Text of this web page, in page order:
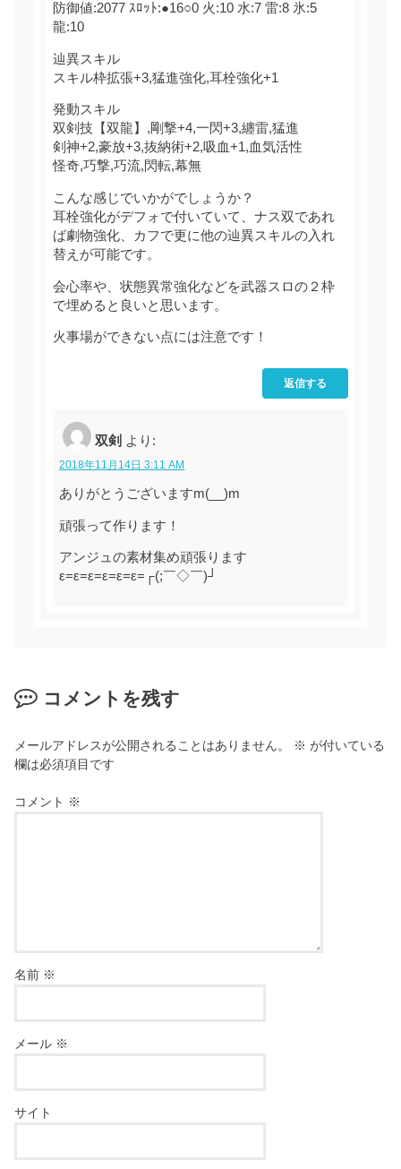
防御値:2077 ｽﾛｯﾄ:●16○0 火:10 水:7 雷:8 氷:5
龍:10
辿異スキル
スキル枠拡張+3,猛進強化,耳栓強化+1
発動スキル
双剣技【双龍】,剛撃+4,一閃+3,纏雷,猛進
剣神+2,豪放+3,抜納術+2,吸血+1,血気活性
怪奇,巧撃,巧流,閃転,幕無
こんな感じでいかがでしょうか？
耳栓強化がデフォで付いていて、ナス双であれ
ば劇物強化、カフで更に他の辿異スキルの入れ
替えが可能です。
会心率や、状態異常強化などを武器スロの２枠
で埋めると良いと思います。
火事場ができない点には注意です！
返信する
双剣 より:
2018年11月14日 3:11 AM
ありがとうございますm(__)m
頑張って作ります！
アンジュの素材集め頑張ります
ε=ε=ε=ε=ε=ε=┌(;￣◇￣)┘
コメントを残す
メールアドレスが公開されることはありません。 ※ が付いている
欄は必須項目です
コメント ※
名前 ※
メール ※
サイト